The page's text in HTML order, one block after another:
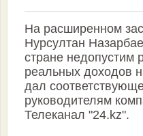
На расширенном
Нурсултан
стране недопустим
реальных доходов
дал
руководителям
Телеканал "24.kz".